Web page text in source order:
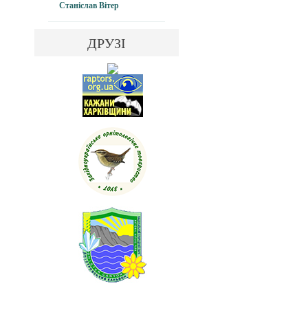
Станіслав Вітер
ДРУЗІ